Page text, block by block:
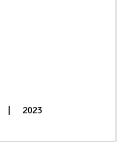
2023